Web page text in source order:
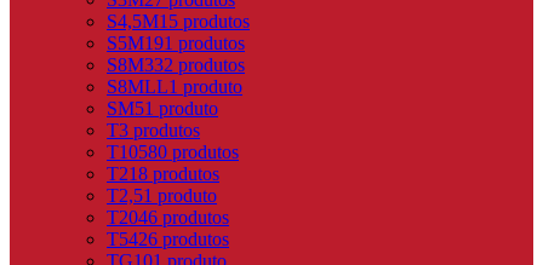
S4,5M15 produtos
S5M191 produtos
S8M332 produtos
S8MLL1 produto
SM51 produto
T3 produtos
T10580 produtos
T218 produtos
T2,51 produto
T2046 produtos
T5426 produtos
TG101 produto